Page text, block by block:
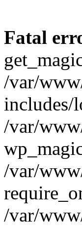
Fatal
/var/
includes/
/var/
/var/
/var/